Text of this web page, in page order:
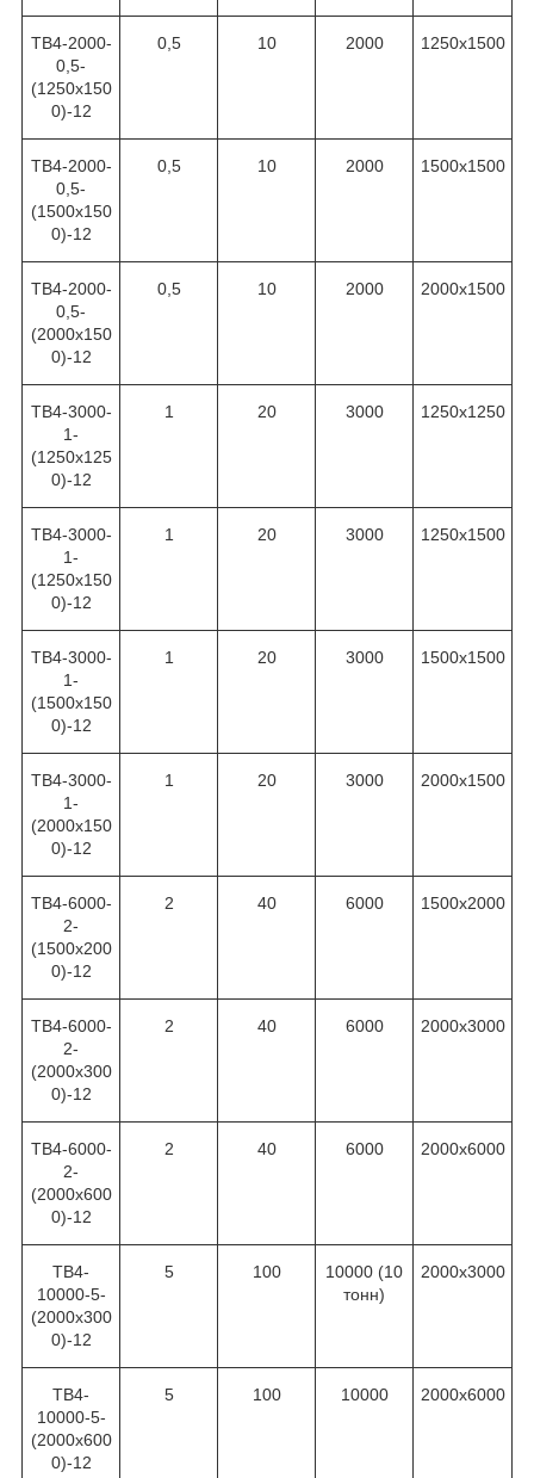
ТВ4-2000-
0,5-
(1250х150
0)-12
0,5 10 2000 1250х1500
ТВ4-2000-
0,5-
(1500х150
0)-12
0,5 10 2000 1500х1500
ТВ4-2000-
0,5-
(2000х150
0)-12
0,5 10 2000 2000х1500
ТВ4-3000-
1-
(1250х125
0)-12
1 20 3000 1250х1250
ТВ4-3000-
1-
(1250х150
0)-12
1 20 3000 1250х1500
ТВ4-3000-
1-
(1500х150
0)-12
1 20 3000 1500х1500
ТВ4-3000-
1-
(2000х150
0)-12
1 20 3000 2000х1500
ТВ4-6000-
2-
(1500х200
0)-12
2 40 6000 1500х2000
ТВ4-6000-
2-
(2000х300
0)-12
2 40 6000 2000х3000
ТВ4-6000-
2-
(2000х600
0)-12
2 40 6000 2000х6000
ТВ4-
10000-5-
(2000х300
0)-12
5 100
10000 (10
тонн)
2000х3000
ТВ4-
10000-5-
(2000х600
0)-12
5 100 10000 2000х6000